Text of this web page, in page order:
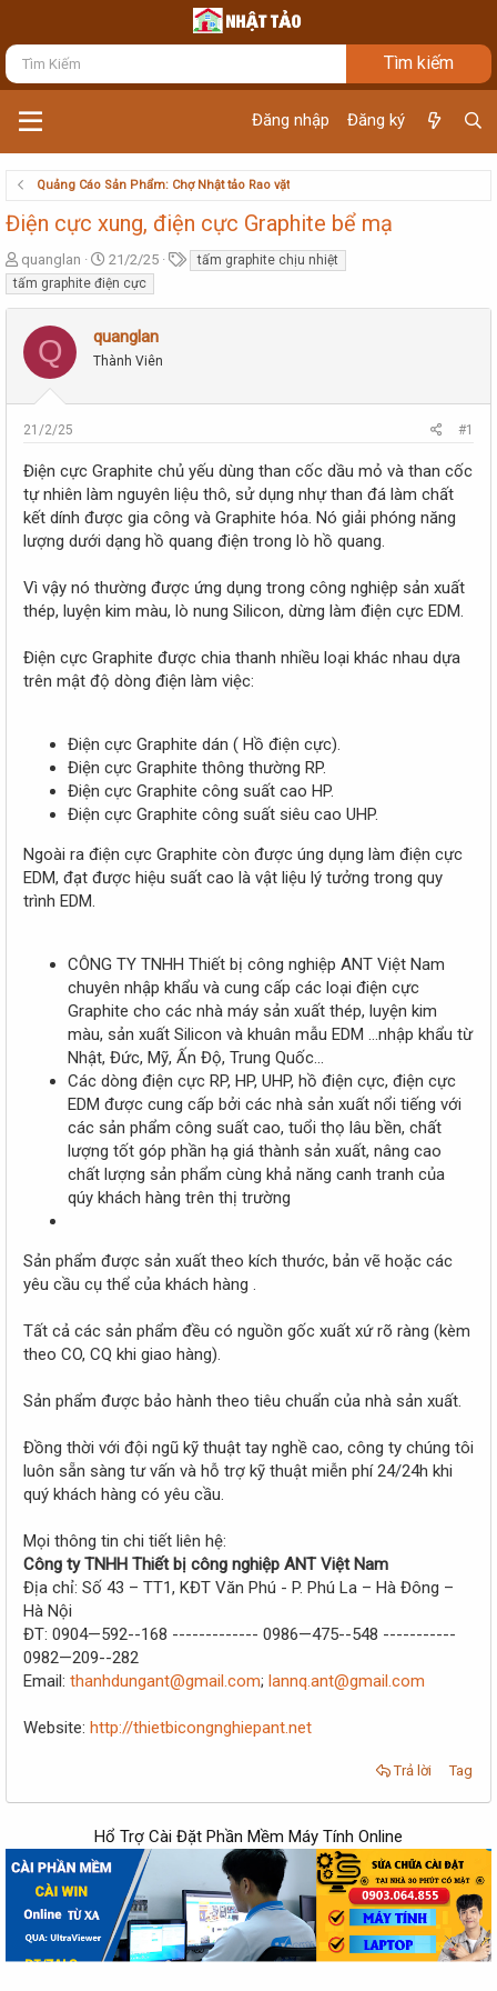
Đăng nhập Đăng ký
Quảng Cáo Sản Phẩm: Chợ Nhật tảo Rao vặt
Điện cực xung, điện cực Graphite bể mạ
T
h
r
a
d
e
quanglan
N
g
à
g
ử
21/2/25
tấm graphite chịu nhiệt
tấm graphite điện cực
Q quanglan
Thành Viên
21/2/25 #1
Điện cực Graphite chủ yếu dùng than cốc dầu mỏ và than cốc
tự nhiên làm nguyên liệu thô, sử dụng nhự than đá làm chất
kết dính được gia công và Graphite hóa. Nó giải phóng năng
lượng dưới dạng hồ quang điện trong lò hồ quang.
Vì vậy nó thường được ứng dụng trong công nghiệp sản xuất
thép, luyện kim màu, lò nung Silicon, dừng làm điện cực EDM.
Điện cực Graphite được chia thanh nhiều loại khác nhau dựa
trên mật độ dòng điện làm việc:
Điện cực Graphite dán ( Hồ điện cực).
Điện cực Graphite thông thường RP.
Điện cực Graphite công suất cao HP.
Điện cực Graphite công suất siêu cao UHP.
Ngoài ra điện cực Graphite còn được úng dụng làm điện cực
EDM, đạt được hiệu suất cao là vật liệu lý tưởng trong quy
trình EDM.
CÔNG TY TNHH Thiết bị công nghiệp ANT Việt Nam
chuyên nhập khẩu và cung cấp các loại điện cực
Graphite cho các nhà máy sản xuất thép, luyện kim
màu, sản xuất Silicon và khuân mẫu EDM …nhập khẩu từ
Nhật, Đức, Mỹ, Ấn Độ, Trung Quốc…
Các dòng điện cực RP, HP, UHP, hồ điện cực, điện cực
EDM được cung cấp bởi các nhà sản xuất nổi tiếng với
các sản phẩm công suất cao, tuổi thọ lâu bền, chất
lượng tốt góp phần hạ giá thành sản xuất, nâng cao
chất lượng sản phẩm cùng khả năng canh tranh của
qúy khách hàng trên thị trường
Sản phẩm được sản xuất theo kích thước, bản vẽ hoặc các
yêu cầu cụ thể của khách hàng .
Tất cả các sản phẩm đều có nguồn gốc xuất xứ rõ ràng (kèm
theo CO, CQ khi giao hàng).
Sản phẩm được bảo hành theo tiêu chuẩn của nhà sản xuất.
Đồng thời với đội ngũ kỹ thuật tay nghề cao, công ty chúng tôi
luôn sẵn sàng tư vấn và hỗ trợ kỹ thuật miễn phí 24/24h khi
quý khách hàng có yêu cầu.
Mọi thông tin chi tiết liên hệ:
Công ty TNHH Thiết bị công nghiệp ANT Việt Nam
Địa chỉ: Số 43 – TT1, KĐT Văn Phú - P. Phú La – Hà Đông –
Hà Nội
ĐT: 0904—592--168 ------------- 0986—475--548 -----------
0982—209--282
Email: thanhdungant@gmail.com; lannq.ant@gmail.com
Website: http://thietbicongnghiepant.net
Trả lời Tag
Hổ Trợ Cài Đặt Phần Mềm Máy Tính Online